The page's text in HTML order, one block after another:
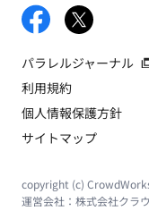
パラレルジャーナル
利用規約
個人情報保護方針
サイトマップ
copyright (c)
運営会社： 株式会社クラ